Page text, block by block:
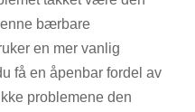
bærbare
en mer vanlig
få en åpenbar fordel av
problemene den